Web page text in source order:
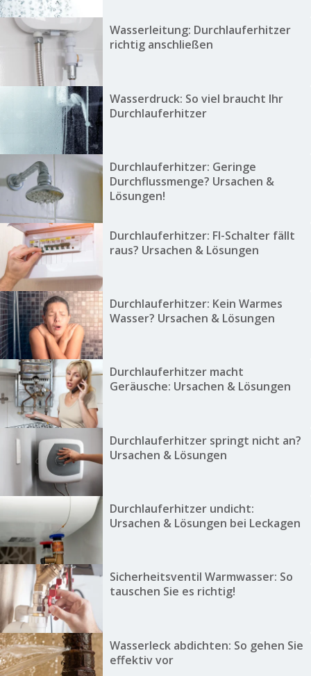
Wasserleitung: Durchlauferhitzer
richtig anschließen
Wasserdruck: So viel braucht Ihr
Durchlauferhitzer
Durchlauferhitzer: Geringe
Durchflussmenge? Ursachen &
Lösungen!
Durchlauferhitzer: FI-Schalter fällt
raus? Ursachen & Lösungen
Durchlauferhitzer: Kein Warmes
Wasser? Ursachen & Lösungen
Durchlauferhitzer macht
Geräusche: Ursachen & Lösungen
Durchlauferhitzer springt nicht an?
Ursachen & Lösungen
Durchlauferhitzer undicht:
Ursachen & Lösungen bei Leckagen
Sicherheitsventil Warmwasser: So
tauschen Sie es richtig!
Wasserleck abdichten: So gehen Sie
effektiv vor